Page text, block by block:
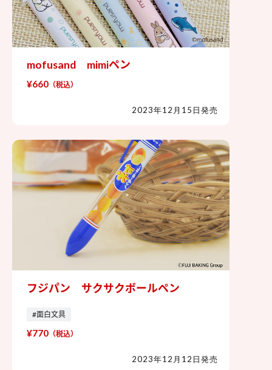
mofusand mimiペン
mofusand mimiペン
¥660 （税込）
2023年12月15日発売
フジパン サクサクボールペン
フジパン サクサクボールペン
#面白文具
¥770 （税込）
2023年12月12日発売